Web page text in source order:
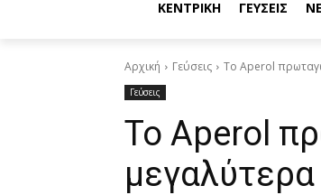
ΚΕΝΤΡΙΚΗ ΓΕΥΣΕΙΣ
Αρχική Γεύσεις To Aperol
Γεύσεις
To Aperol